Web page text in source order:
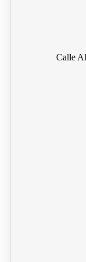
Calle